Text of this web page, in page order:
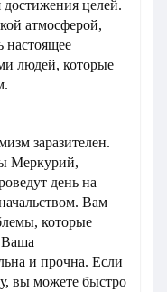
достижения целей.
атмосферой,
настоящее
людей, которые
заразителен.
Меркурий,
день на
Вам
которые
Ваша
и прочна. Если
вы можете быстро